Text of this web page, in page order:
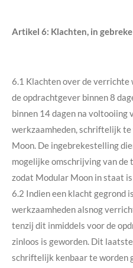
Artikel 6: Klachten, in
6.1 Klachten over de verrichte
de opdrachtgever binnen 8
binnen 14 dagen na voltooiing
werkzaamheden, schriftelijk
Moon. De ingebrekestelling
mogelijke omschrijving van
zodat Modular Moon in staat
6.2 Indien een klacht gegrond
werkzaamheden alsnog
tenzij dit inmiddels voor de
zinloos is geworden. Dit
schriftelijk kenbaar te worden